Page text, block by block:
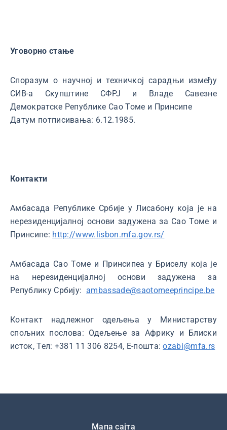
Уговорно стање
Споразум о научној и техничкој сарадњи између
СИВ-а Скупштине СФРЈ и Владе Савезне
Демократске Републике Сао Томе и Принсипе
Датум потписивања: 6.12.1985.
Контакти
Амбасада Републике Србије у Лисабону која је на
нерезиденцијалној основи задужена за Сао Томе и
Принсипе: http://www.lisbon.mfa.gov.rs/
Амбасада Сао Томе и Принсипеа у Бриселу која је
на нерезиденцијалној основи задужена за
Републику Србију: ambassade@saotomeeprincipe.be
Контакт надлежног одељења у Министарству
спољних послова: Одељење за Африку и Блиски
исток, Тел: +381 11 306 8254, Е-пошта:ozabi@mfa.rs
Мапа сајта